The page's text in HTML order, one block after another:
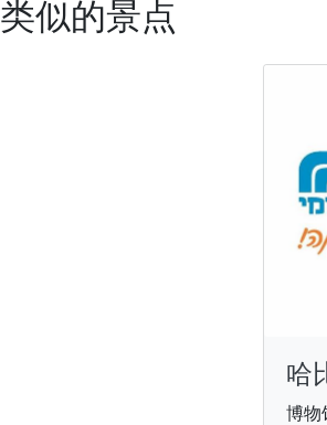
类似的景点
哈
博物